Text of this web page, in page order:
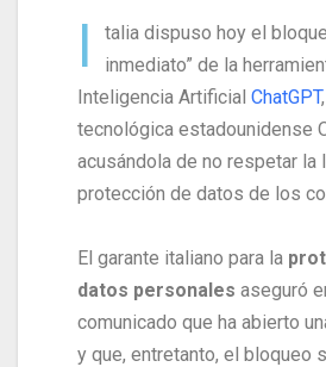
I
talia dispuso hoy el
inmediato” de la
Inteligencia Artificial ChatGPT
tecnológica estadounidense
acusándola de no respetar la
protección de datos de los
El garante italiano para la
datos personales aseguró
comunicado que ha abierto
y que, entretanto, el bloqueo